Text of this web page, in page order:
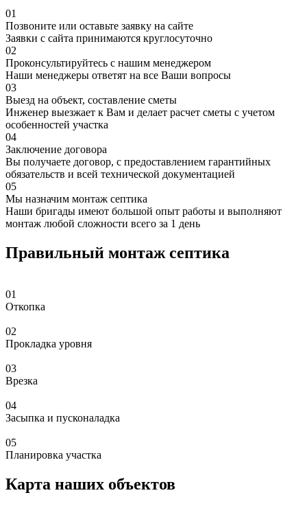
01
Позвоните или оставьте заявку на сайте
Заявки с сайта принимаются круглосуточно
02
Проконсультируйтесь с нашим менеджером
Наши менеджеры ответят на все Ваши вопросы
03
Выезд на объект, составление сметы
Инженер выезжает к Вам и делает расчет сметы с учетом
особенностей участка
04
Заключение договора
Вы получаете договор, с предоставлением гарантийных
обязательств и всей технической документацией
05
Мы назначим монтаж септика
Наши бригады имеют большой опыт работы и выполняют
монтаж любой сложности всего за 1 день
Правильный монтаж септика
01
Откопка
02
Прокладка уровня
03
Врезка
04
Засыпка и пусконаладка
05
Планировка участка
Карта наших объектов